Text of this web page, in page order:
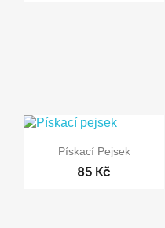
Rychlý náhled
Pískací Pejsek
85 Kč